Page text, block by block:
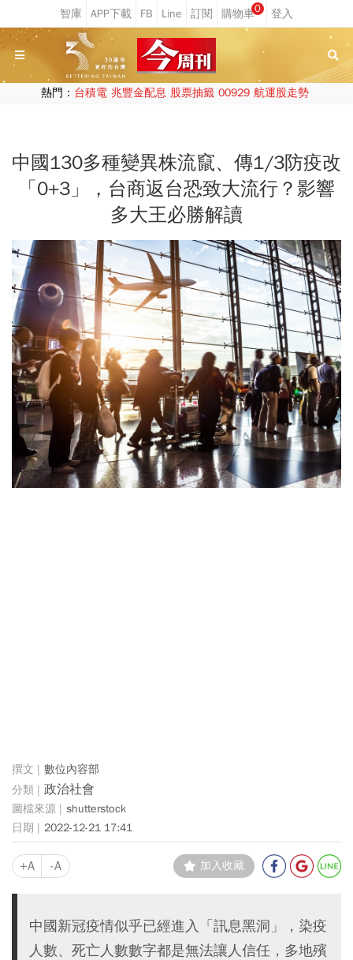
0
熱門： 台積電 兆豐金配息 股票抽籤 00929 航運股走勢
中國130多種變異株流竄、傳1/3防疫改
「0+3」，台商返台恐致大流行？影響
多大王必勝解讀
數位內容部
政治社會
shutterstock
2022-12-21 17:41
+A -A 加入收藏
中國新冠疫情似乎已經進入「訊息黑洞」，染疫
人數、死亡人數數字都是無法讓人信任，多地殯